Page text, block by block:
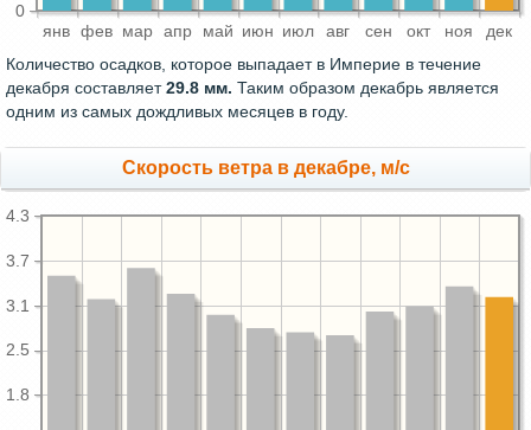
янв фев мар апр май июн июл авг сен окт ноя дек
0
Количество осадков, которое выпадает в Империе в течение
декабря составляет29.8 мм. Таким образом декабрь является
одним из самых дождливых месяцев в году.
Скорость ветра в декабре, м/с
1.8
2.5
3.1
3.7
4.3